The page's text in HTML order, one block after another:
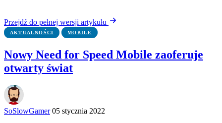
Przejdź do pełnej wersji artykułu
AKTUALNOŚCI MOBILE
Nowy Need for Speed Mobile zaoferuje
otwarty świat
SoSlowGamer 05 stycznia 2022